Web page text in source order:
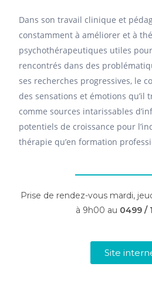
Dans son travail clinique et
constamment à améliorer et à
psychothérapeutiques utiles
rencontrés dans des
ses recherches progressives, le
des sensations et émotions qu’il
comme sources intarissables
potentiels de croissance pour
thérapie qu’en formation
Prise de rendez-vous mardi,
à 9h00 au 0499 /
Site